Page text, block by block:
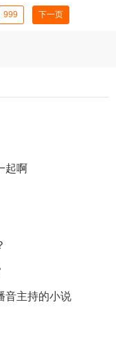
999 下一页
起啊
音主持的小说